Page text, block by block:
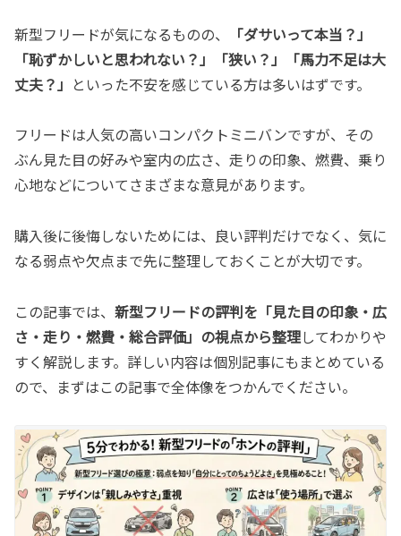
新型フリードが気になるものの、
「ダサいって本当？」
「恥ずかしいと思われない？」「狭い？」「馬力不足は大
丈夫？」 といった不安を感じている方は多いはずです。
フリードは人気の高いコンパクトミニバンですが、その
ぶん見た目の好みや室内の広さ、走りの印象、燃費、乗り
心地などについてさまざまな意見があります。
購入後に後悔しないためには、良い評判だけでなく、気に
なる弱点や欠点まで先に整理しておくことが大切です。
この記事では、 新型フリードの評判を「見た目の印象・広
さ・走り・燃費・総合評価」の視点から整理してわかりや
すく解説します。詳しい内容は個別記事にもまとめている
ので、まずはこの記事で全体像をつかんでください。